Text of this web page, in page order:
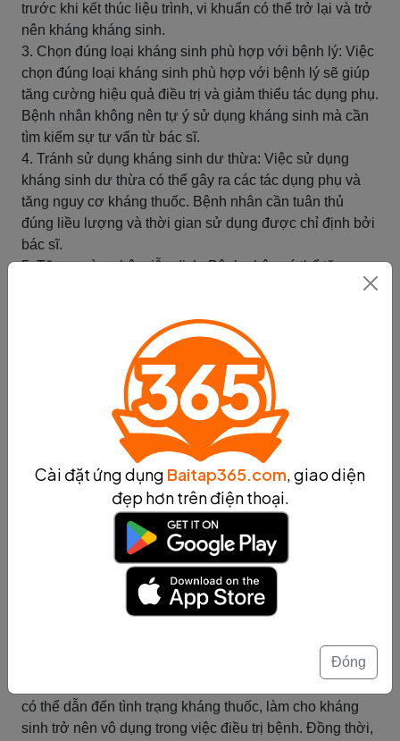
trước khi kết thúc liệu trình, vi khuẩn có thể trở lại và trở
nên kháng kháng sinh.
3. Chọn đúng loại kháng sinh phù hợp với bệnh lý: Việc
chọn đúng loại kháng sinh phù hợp với bệnh lý sẽ giúp
tăng cường hiệu quả điều trị và giảm thiểu tác dụng phụ.
Bệnh nhân không nên tự ý sử dụng kháng sinh mà cần
tìm kiếm sự tư vấn từ bác sĩ.
4. Tránh sử dụng kháng sinh dư thừa: Việc sử dụng
kháng sinh dư thừa có thể gây ra các tác dụng phụ và
tăng nguy cơ kháng thuốc. Bệnh nhân cần tuân thủ
đúng liều lượng và thời gian sử dụng được chỉ định bởi
bác sĩ.
5. Tăng cường hệ miễn dịch: Bệnh nhân có thể tăng
Nếu hệ miễn dịch của bệnh nhân được tăng cường, vi
khuẩn gây bệnh sẽ khó có thể phát triển và trở nên
kháng kháng sinh.
Tóm lại, để giảm thiểu tác dụng phụ và nguy cơ kháng
thuốc khi sử dụng kháng sinh, bệnh nhân cần tuân thủ
đúng liều lượng và thời gian sử dụng, chọn đúng loại
kháng sinh phù hợp với bệnh lý, tránh sử dụng kháng
sinh dư thừa và tăng cường hệ miễn dịch.
Sử dụng kháng sinh đúng cách
Hướng dẫn sử dụng kháng sinh
đúng cách
Sử dụng kháng sinh đúng cách là rất quan trọng để
giảm thiểu nguy cơ kháng thuốc và tác dụng phụ. Việc
có thể dẫn đến tình trạng kháng thuốc, làm cho kháng
sinh trở nên vô dụng trong việc điều trị bệnh. Đồng thời,
Cài đặt ứng dụng Baitap365.com, giao diện
đẹp hơn trên điện thoại.
Đóng